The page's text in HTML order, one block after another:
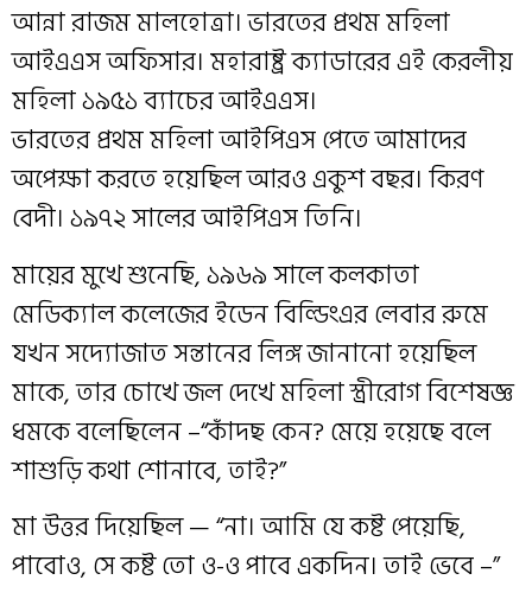
আন্না রাজম মালহোত্রা। ভারতের প্রথম মহিলা
আইএএস অফিসার। মহারাষ্ট্র ক্যাডারের এই কেরলীয়
মহিলা ১৯৫১ ব্যাচের আইএএস।
ভারতের প্রথম মহিলা আইপিএস পেতে আমাদের
অপেক্ষা করতে হয়েছিল আরও একুশ বছর। কিরণ
বেদী। ১৯৭২ সালের আইপিএস তিনি।
মায়ের মুখে শুনেছি, ১৯৬৯ সালে কলকাতা
মেডিক্যাল কলেজের ইডেন বিল্ডিংএর লেবার রুমে
যখন সদ্যোজাত সন্তানের লিঙ্গ জানানো হয়েছিল
মাকে, তার চোখে জল দেখে মহিলা স্ত্রীরোগ বিশেষজ্ঞ
ধমকে বলেছিলেন –“কাঁদছ কেন? মেয়ে হয়েছে বলে
শাশুড়ি কথা শোনাবে, তাই?”
মা উত্তর দিয়েছিল — “না। আমি যে কষ্ট পেয়েছি,
পাবোও, সে কষ্ট তো ও-ও পাবে একদিন। তাই ভেবে –”